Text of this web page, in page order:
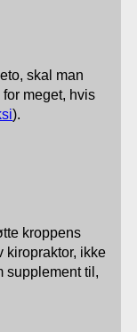
skal man
meget, hvis
).
kroppens
kiropraktor, ikke
supplement til,